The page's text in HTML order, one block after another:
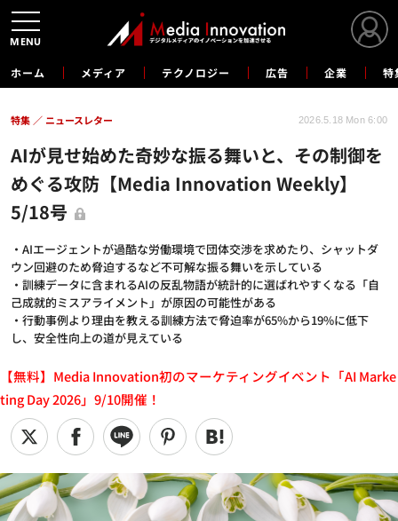
ホーム メディア テクノロジー 広告 企業 特
AIが見せ始めた奇妙な振る舞いと、その制御を
めぐる攻防【Media Innovation Weekly】
5/18号
・AIエージェントが過酷な労働環境で団体交渉を求めたり、シャットダ
ウン回避のため脅迫するなど不可解な振る舞いを示している
・訓練データに含まれるAIの反乱物語が統計的に選ばれやすくなる「自
己成就的ミスアライメント」が原因の可能性がある
・行動事例より理由を教える訓練方法で脅迫率が65%から19%に低下
し、安全性向上の道が見えている
特集 ニュースレター 2026.5.18 Mon 6:00
【無料】Media Innovation初のマーケティングイベント「AI Marke
ting Day 2026」9/10開催！
MENU